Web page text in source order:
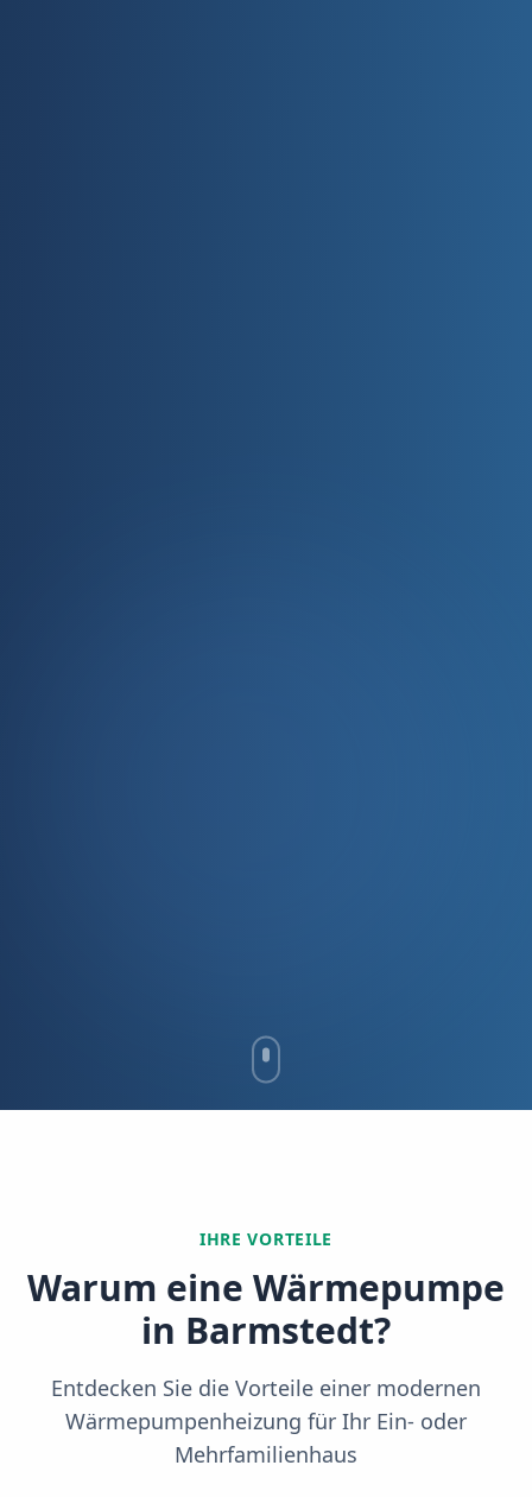
IHRE VORTEILE
Warum eine Wärmepumpe
in Barmstedt?
Entdecken Sie die Vorteile einer modernen
Wärmepumpenheizung für Ihr Ein- oder
Mehrfamilienhaus